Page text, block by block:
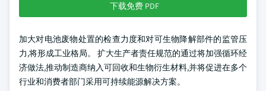
下载免费 PDF
加大对电池废物处置的检查力度和对可生物降解部件的监管压
力,将形成工业格局。 扩大生产者责任规范的通过将加强循环经
济做法,推动制造商纳入可回收和生物衍生材料,并将促进在多个
行业和消费者部门采用可持续能源解决方案。